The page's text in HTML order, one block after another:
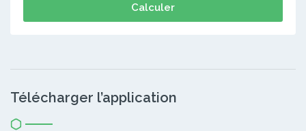
Calculer
Télécharger l’application